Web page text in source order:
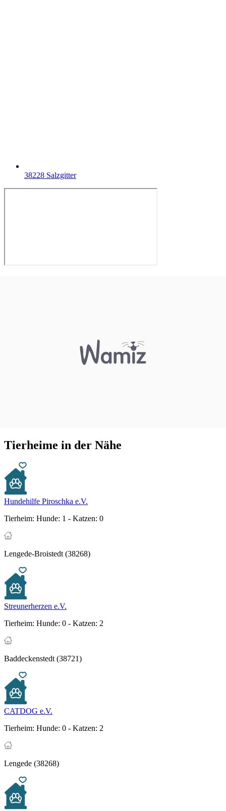
38228 Salzgitter
Tierheime in der Nähe
Hundehilfe Piroschka e.V.
Tierheim: Hunde: 1 - Katzen: 0
Lengede-Broistedt (38268)
Streunerherzen e.V.
Tierheim: Hunde: 0 - Katzen: 2
Baddeckenstedt (38721)
CATDOG e.V.
Tierheim: Hunde: 0 - Katzen: 2
Lengede (38268)